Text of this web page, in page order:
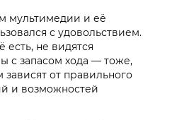
мультимедии и её
с удовольствием.
не видятся
запасом хода — тоже,
от правильного
и возможностей